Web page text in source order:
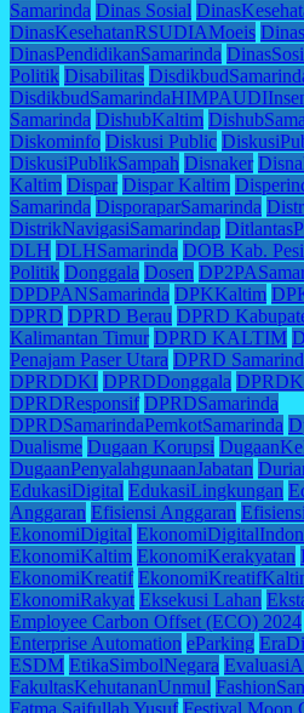
Samarinda Dinas Sosial
DinasKesehatanRSUDIAMoeis
DinasPendidikanSamarinda
Politik Disabilitas
Samarinda DishubKaltim
Diskominfo Diskusi Public
DiskusiPublikSampah Disnaker
Kaltim Dispar Dispar Kaltim
Samarinda DisporaparSamarinda
DistrikNavigasiSamarindap
DLH DLHSamarinda DOB Kab.
Politik Donggala Dosen
DPDPANSamarinda DPKKaltim
DPRD DPRD Berau DPRD
Kalimantan Timur DPRD KALTIM
Penajam Paser Utara DPRD
DPRDDKI DPRDDonggala
DPRDResponsif DPRDSamarinda
DPRDSamarindaPemkotSamarinda
Dualisme Dugaan Korupsi
DugaanPenyalahgunaanJabatan
EdukasiDigital EdukasiLingkungan
Anggaran Efisiensi Anggaran
EkonomiDigital
EkonomiKaltim EkonomiKerakyatan
EkonomiKreatif
EkonomiRakyat Eksekusi Lahan
Employee Carbon Offset (ECO) 2024
Enterprise Automation eParking
ESDM EtikaSimbolNegara
FakultasKehutananUnmul
Fatma Saifullah Yusuf Festival Moon